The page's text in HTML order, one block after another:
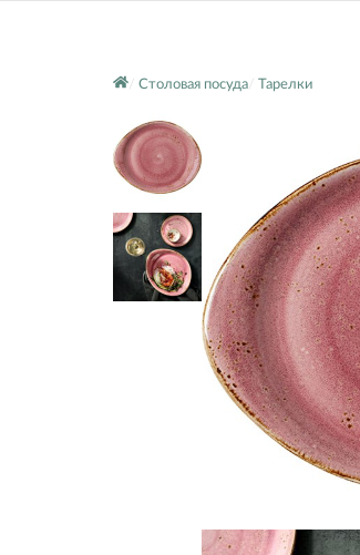
Столовая посуда Тарелки